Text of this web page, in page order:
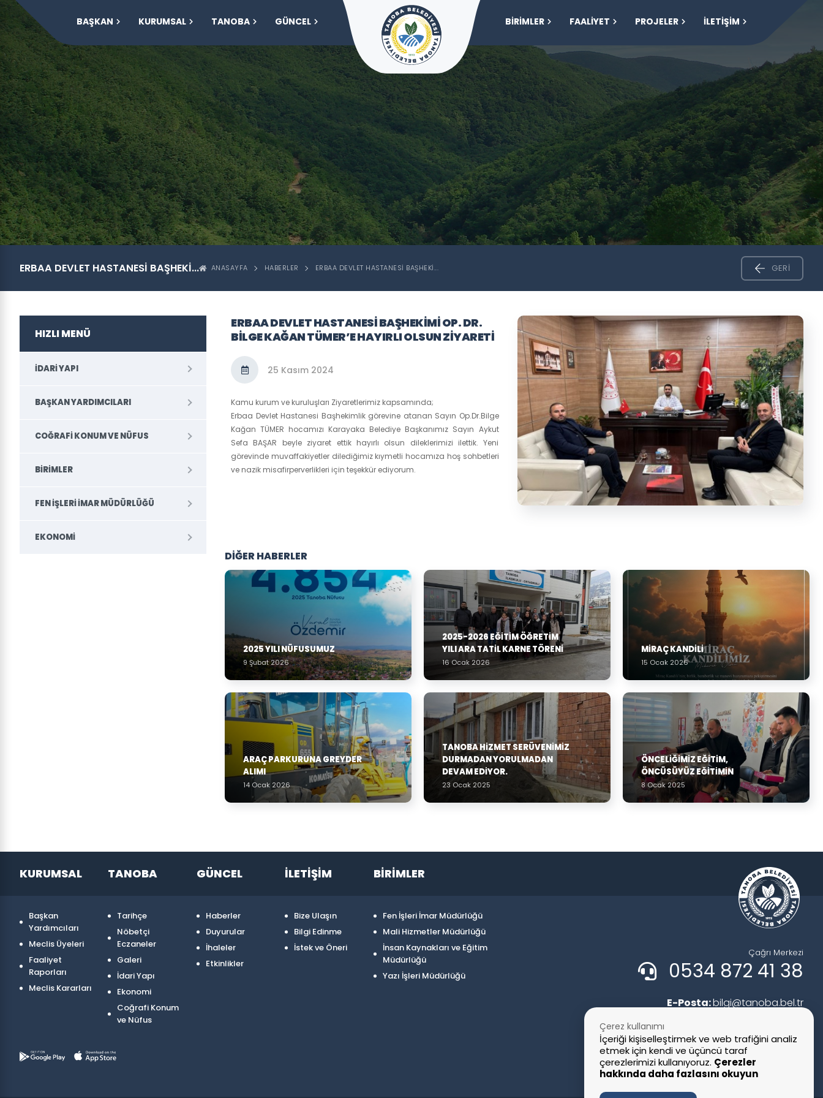
BAŞKAN KURUMSAL TANOBA GÜNCEL BİRİMLER FAALİYET PROJELER İLETİŞİM
ERBAA DEVLET HASTANESI BAŞHEKI... ANASAYFA HABERLER ERBAA DEVLET HASTANESI BAŞHEKI... GERI
ERBAA DEVLET HASTANESI BAŞHEKIMI OP. DR.
BILGE KAĞAN TÜMER’E HAYIRLI OLSUN ZIYARETI
25 Kasım 2024
Kamu kurum ve kuruluşları Ziyaretlerimiz kapsamında;
Erbaa Devlet Hastanesi Başhekimlik görevine atanan Sayın Op.Dr.Bilge
Kağan TÜMER hocamızı Karayaka Belediye Başkanımız Sayın Aykut
Sefa BAŞAR beyle ziyaret ettik hayırlı olsun dileklerimizi ilettik. Yeni
görevinde muvaffakiyetler dilediğimiz kıymetli hocamıza hoş sohbetleri
ve nazik misafirperverlikleri için teşekkür ediyorum.
DİĞER HABERLER
2025 YILI NÜFUSUMUZ
9 Şubat 2026
2025-2026 EĞITIM ÖĞRETIM
YILI ARA TATIL KARNE TÖRENI
16 Ocak 2026
MİRAÇ KANDİLİ
15 Ocak 2026
ARAÇ PARKURUNA GREYDER
ALIMI
14 Ocak 2026
TANOBA HIZMET SERÜVENIMIZ
DURMADAN YORULMADAN
DEVAM EDIYOR.
23 Ocak 2025
ÖNCELIĞIMIZ EĞITIM,
ÖNCÜSÜYÜZ EĞITIMIN
8 Ocak 2025
HIZLI MENÜ
İDARI YAPI
BAŞKAN YARDIMCILARI
COĞRAFI KONUM VE NÜFUS
BİRİMLER
FEN İŞLERI İMAR MÜDÜRLÜĞÜ
EKONOMI
KURUMSAL
Başkan
Yardımcıları
Meclis Üyeleri
Faaliyet
Raporları
Meclis Kararları
TANOBA
Tarihçe
Nöbetçi
Eczaneler
Galeri
İdari Yapı
Ekonomi
Coğrafi Konum
ve Nüfus
GÜNCEL
Haberler
Duyurular
İhaleler
Etkinlikler
İLETİŞİM
Bize Ulaşın
Bilgi Edinme
İstek ve Öneri
BİRİMLER
Fen İşleri İmar Müdürlüğü
Mali Hizmetler Müdürlüğü
İnsan Kaynakları ve Eğitim
Müdürlüğü
Yazı İşleri Müdürlüğü
Çağrı Merkezi
0534 872 41 38
E-Posta:bilgi@tanoba.bel.tr
Çerez kullanımı
İçeriği kişiselleştirmek ve web trafiğini analiz
etmek için kendi ve üçüncü taraf
çerezlerimizi kullanıyoruz. Çerezler
hakkında daha fazlasını okuyun